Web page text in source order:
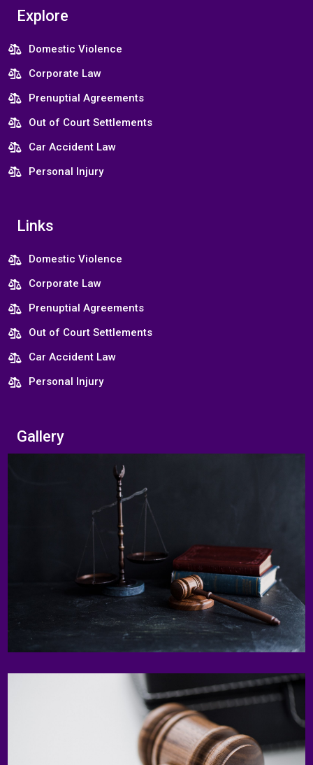
Explore
Domestic Violence
Corporate Law
Prenuptial Agreements
Out of Court Settlements
Car Accident Law
Personal Injury
Links
Domestic Violence
Corporate Law
Prenuptial Agreements
Out of Court Settlements
Car Accident Law
Personal Injury
Gallery